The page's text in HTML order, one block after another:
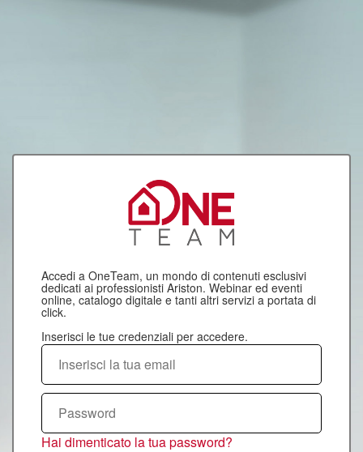
Accedi a OneTeam, un mondo di contenuti esclusivi
dedicati ai professionisti Ariston. Webinar ed eventi
online, catalogo digitale e tanti altri servizi a portata di
click.
Hai dimenticato la tua password?